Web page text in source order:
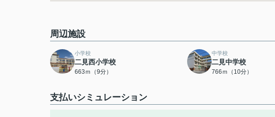
周辺施設
小学校
二見西小学校
663ｍ（9分）
中学校
二見中学校
766ｍ（10分）
支払いシミュレーション